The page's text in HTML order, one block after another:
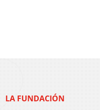
LA FUNDACIÓN